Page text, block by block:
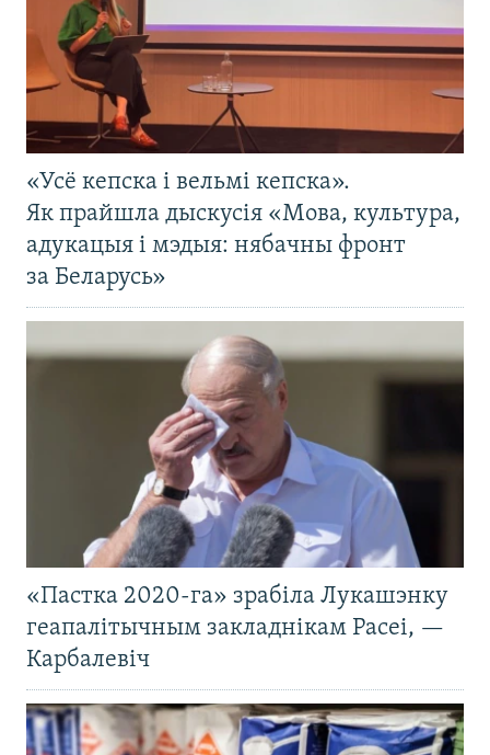
«Усё кепска і вельмі кепска».
Як прайшла дыскусія «Мова, культура,
адукацыя і мэдыя: нябачны фронт
за Беларусь»
«Пастка 2020-га» зрабіла Лукашэнку
геапалітычным закладнікам Расеі, —
Карбалевіч